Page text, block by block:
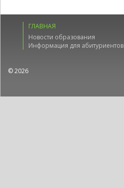
ГЛАВНАЯ
Новости образования
Информация для абитуриентов
© 2026